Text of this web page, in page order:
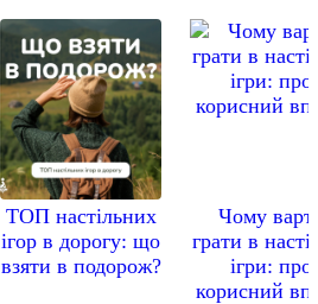
ТОП настільних
ігор в дорогу: що
взяти в подорож?
Чому
грати в
ігри: про
корисний